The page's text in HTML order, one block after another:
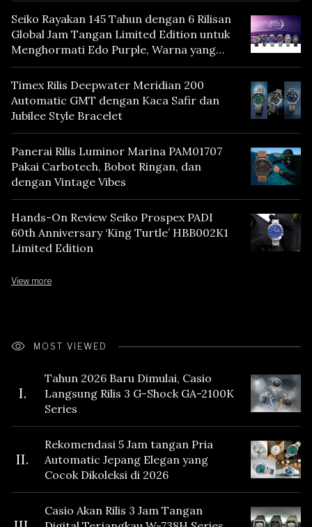
Seiko Rayakan 145 Tahun dengan 6 Rilisan
Global Jam Tangan Limited Edition untuk
Menghormati Edo Purple, Warna yang
Mencerminkan Warisan Tokyo
Timex Rilis Deepwater Meridian 200
Automatic GMT dengan Kaca Safir dan
Jubilee Style Bracelet
Panerai Rilis Luminor Marina PAM01707
Pakai Carbotech, Bobot Ringan, dan
dengan Vintage Vibes
Hands-On Review Seiko Prospex PADI
60th Anniversary ‘King Turtle’ HBB002K1
Limited Edition
View more
MOST VIEWED
I.
Tahun 2026 Baru Dimulai, Casio
Langsung Rilis 3 G-Shock GA-2100K
Series
II.
Rekomendasi 5 Jam tangan Pria
Automatic Jepang Elegan yang
Cocok Dikoleksi di 2026
Casio Akan Rilis 3 Jam Tangan